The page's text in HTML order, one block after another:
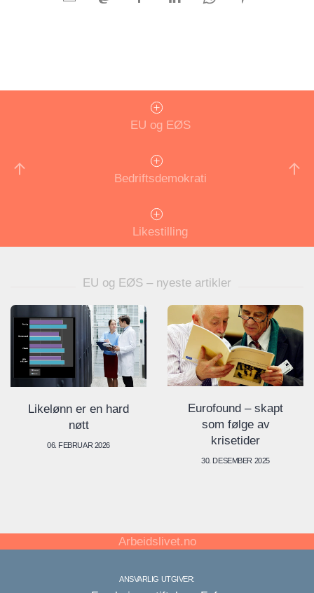
EU og EØS
Bedriftsdemokrati
Likestilling
EU og EØS – nyeste artikler
Likelønn er en hard
nøtt
06. FEBRUAR 2026
Eurofound – skapt
som følge av
krisetider
30. DESEMBER 2025
Arbeidslivet.no
ANSVARLIG UTGIVER: